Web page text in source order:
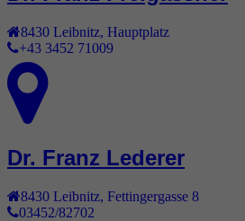
8430 Leibnitz Hauptplatz
+43 3452 71009
Dr. Franz Lederer
8430 Leibnitz, Fettingergasse 8
03452/82702